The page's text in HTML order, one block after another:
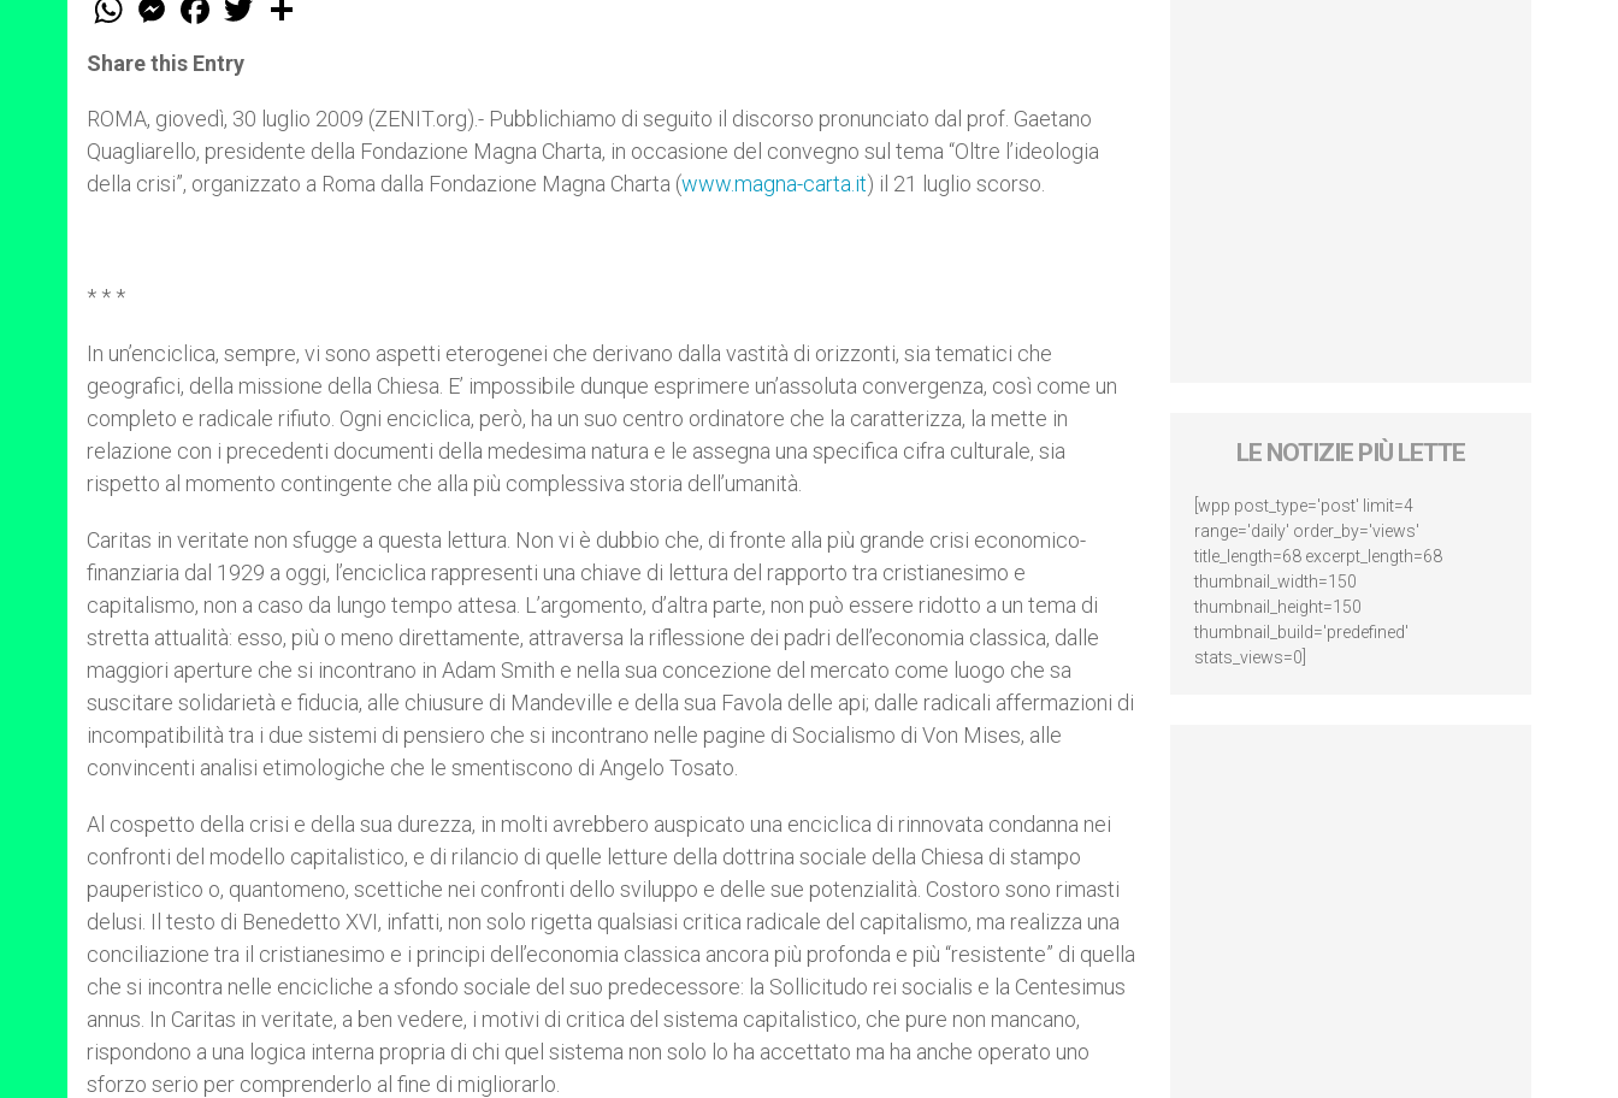
t
s
p
p
e
s
e
g
e
r
a
e
b
o
k
w
r
Share this Entry
ROMA, giovedì, 30 luglio 2009 (ZENIT.org).- Pubblichiamo di seguito il discorso pronunciato dal prof. Gaetano
Quagliarello, presidente della Fondazione Magna Charta, in occasione del convegno sul tema “Oltre l’ideologia
della crisi”, organizzato a Roma dalla Fondazione Magna Charta (www.magna-carta.it) il 21 luglio scorso.
* * *
In un’enciclica, sempre, vi sono aspetti eterogenei che derivano dalla vastità di orizzonti, sia tematici che
geografici, della missione della Chiesa. E’ impossibile dunque esprimere un’assoluta convergenza, così come un
completo e radicale rifiuto. Ogni enciclica, però, ha un suo centro ordinatore che la caratterizza, la mette in
relazione con i precedenti documenti della medesima natura e le assegna una specifica cifra culturale, sia
rispetto al momento contingente che alla più complessiva storia dell’umanità.
Caritas in veritate non sfugge a questa lettura. Non vi è dubbio che, di fronte alla più grande crisi economico-
finanziaria dal 1929 a oggi, l’enciclica rappresenti una chiave di lettura del rapporto tra cristianesimo e
capitalismo, non a caso da lungo tempo attesa. L’argomento, d’altra parte, non può essere ridotto a un tema di
stretta attualità: esso, più o meno direttamente, attraversa la riflessione dei padri dell’economia classica, dalle
maggiori aperture che si incontrano in Adam Smith e nella sua concezione del mercato come luogo che sa
suscitare solidarietà e fiducia, alle chiusure di Mandeville e della sua Favola delle api; dalle radicali affermazioni di
incompatibilità tra i due sistemi di pensiero che si incontrano nelle pagine di Socialismo di Von Mises, alle
convincenti analisi etimologiche che le smentiscono di Angelo Tosato.
Al cospetto della crisi e della sua durezza, in molti avrebbero auspicato una enciclica di rinnovata condanna nei
confronti del modello capitalistico, e di rilancio di quelle letture della dottrina sociale della Chiesa di stampo
pauperistico o, quantomeno, scettiche nei confronti dello sviluppo e delle sue potenzialità. Costoro sono rimasti
delusi. Il testo di Benedetto XVI, infatti, non solo rigetta qualsiasi critica radicale del capitalismo, ma realizza una
conciliazione tra il cristianesimo e i principi dell’economia classica ancora più profonda e più “resistente” di quella
che si incontra nelle encicliche a sfondo sociale del suo predecessore: la Sollicitudo rei socialis e la Centesimus
annus. In Caritas in veritate, a ben vedere, i motivi di critica del sistema capitalistico, che pure non mancano,
rispondono a una logica interna propria di chi quel sistema non solo lo ha accettato ma ha anche operato uno
sforzo serio per comprenderlo al fine di migliorarlo.
LE NOTIZIE PIÙ LETTE
[wpp post_type='post' limit=4
range='daily' order_by='views'
title_length=68 excerpt_length=68
thumbnail_width=150
thumbnail_height=150
thumbnail_build='predefined'
stats_views=0]